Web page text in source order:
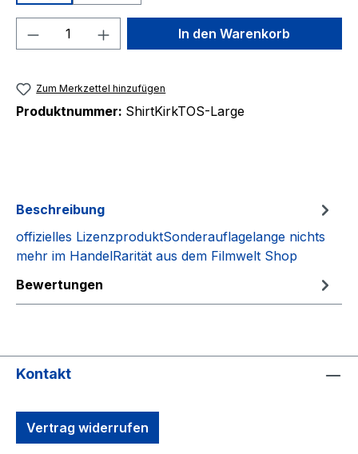
Produkt Anzahl: Gib denIn den Warenkorb
Zum Merkzettel hinzufügen
Produktnummer: ShirtKirkTOS-Large
Beschreibung
offizielles LizenzproduktSonderauflagelange nichts
mehr im HandelRarität aus dem Filmwelt Shop
Bewertungen
Kontakt
Vertrag widerrufen